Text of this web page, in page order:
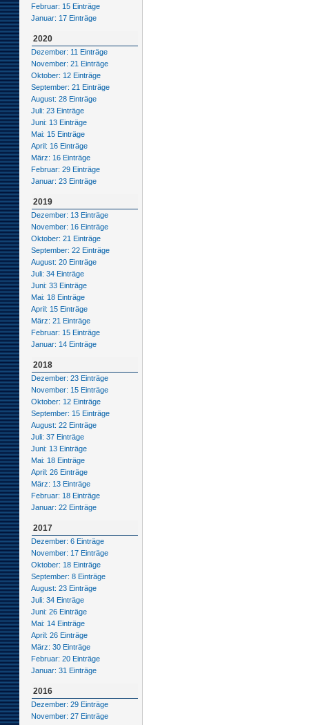
Februar: 15 Einträge
Januar: 17 Einträge
2020
Dezember: 11 Einträge
November: 21 Einträge
Oktober: 12 Einträge
September: 21 Einträge
August: 28 Einträge
Juli: 23 Einträge
Juni: 13 Einträge
Mai: 15 Einträge
April: 16 Einträge
März: 16 Einträge
Februar: 29 Einträge
Januar: 23 Einträge
2019
Dezember: 13 Einträge
November: 16 Einträge
Oktober: 21 Einträge
September: 22 Einträge
August: 20 Einträge
Juli: 34 Einträge
Juni: 33 Einträge
Mai: 18 Einträge
April: 15 Einträge
März: 21 Einträge
Februar: 15 Einträge
Januar: 14 Einträge
2018
Dezember: 23 Einträge
November: 15 Einträge
Oktober: 12 Einträge
September: 15 Einträge
August: 22 Einträge
Juli: 37 Einträge
Juni: 13 Einträge
Mai: 18 Einträge
April: 26 Einträge
März: 13 Einträge
Februar: 18 Einträge
Januar: 22 Einträge
2017
Dezember: 6 Einträge
November: 17 Einträge
Oktober: 18 Einträge
September: 8 Einträge
August: 23 Einträge
Juli: 34 Einträge
Juni: 26 Einträge
Mai: 14 Einträge
April: 26 Einträge
März: 30 Einträge
Februar: 20 Einträge
Januar: 31 Einträge
2016
Dezember: 29 Einträge
November: 27 Einträge